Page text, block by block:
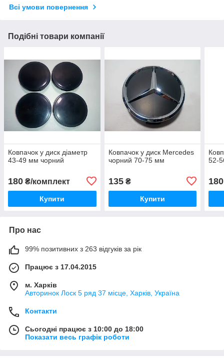
Всі умови повернення
Подібні товари компанії
Ковпачок у диск діаметр
43-49 мм чорний
180 ₴/комплект
Купити
Ковпачок у диск Mercedes
чорний 70-75 мм
135₴
Купити
52-
180
Про нас
99% позитивних з 263 відгуків за рік
Працює з 17.04.2015
м. Харків
Авторинок Лоск 5 ряд 37 місце, Харків, Україна
Контакти
Сьогодні працює з 10:00 до 18:00
Показати весь графік роботи